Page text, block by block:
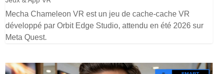
Mecha Chameleon VR est un jeu de cache-cache VR
développé par Orbit Edge Studio, attendu en été 2026 sur
Meta Quest.